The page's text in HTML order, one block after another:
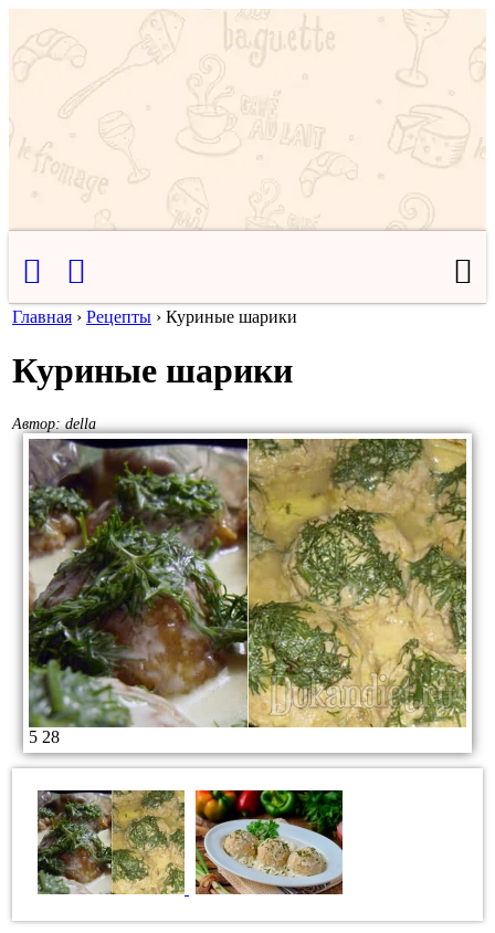
Главная › Рецепты › Куриные шарики
Куриные шарики
Автор: della
5 28